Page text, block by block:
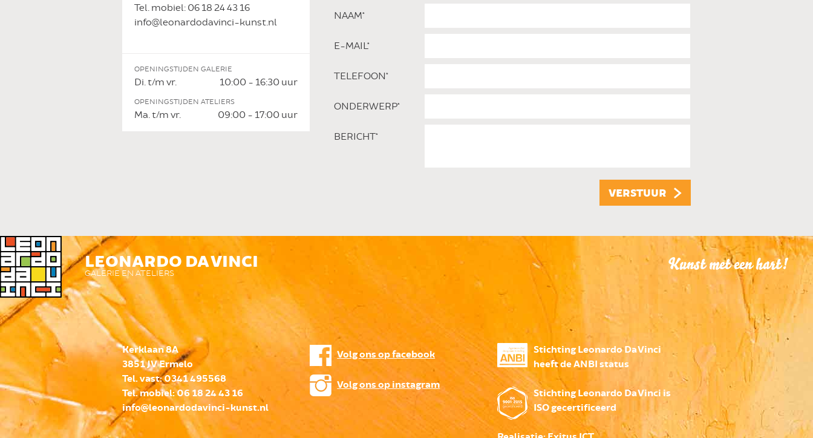
Tel. mobiel: 06 18 24 43 16
info@leonardodavinci-kunst.nl
OPENINGSTIJDEN GALERIE
Di. t/m vr. 10:00 - 16:30 uur
OPENINGSTIJDEN ATELIERS
Ma. t/m vr. 09:00 - 17:00 uur
NAAM*
E-MAIL*
TELEFOON*
ONDERWERP*
BERICHT*
VERSTUUR
LEONARDO DA VINCI
GALERIE EN ATELIERS Kunst met een hart!
Kerklaan 8A
3851 JV Ermelo
Tel. vast: 0341 495568
Tel. mobiel: 06 18 24 43 16
info@leonardodavinci-kunst.nl
Volg ons op facebook
Volg ons op instagram
Stichting Leonardo Da Vinci
heeft de ANBI status
Stichting Leonardo Da Vinci is
ISO gecertificeerd